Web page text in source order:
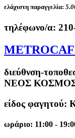
ελάχιστη παραγγελία:
τηλέφωνο/α:
διεύθνση-
ΝΕΟΣ
είδος
ωράριο: 11:00 -